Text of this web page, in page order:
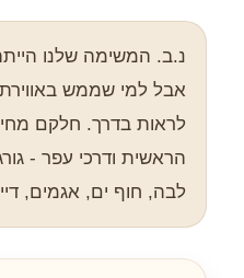
נ.ב. המשימה שלנו
אבל למי שממש
לראות בדרך. חלקם
הראשית ודרכי עפר -
לבה, חוף ים, אגמים,